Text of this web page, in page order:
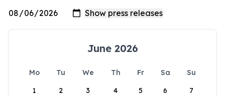
June 2026
Mo Tu We Th Fr Sa
Su
1
2 3 4 5 6 7